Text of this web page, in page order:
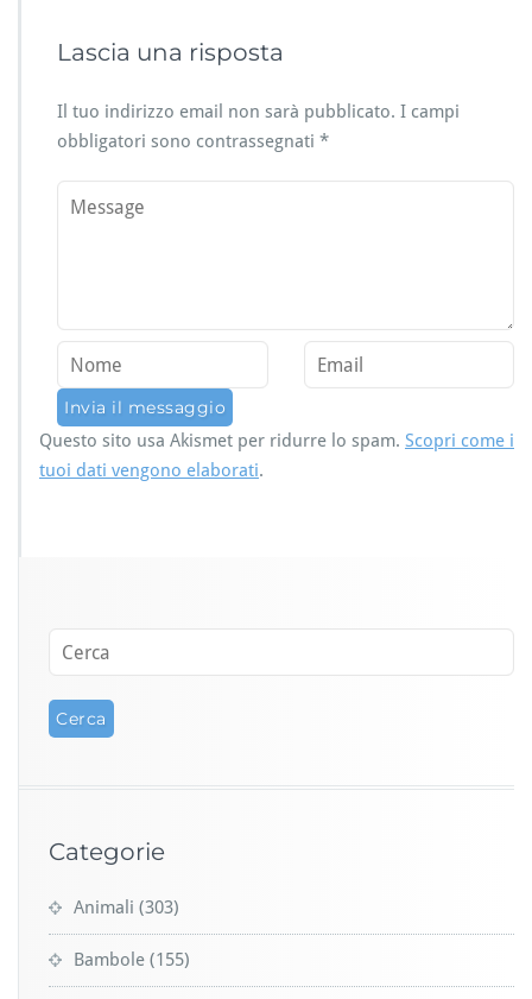
Lascia una risposta
Il tuo indirizzo email non sarà pubblicato. I campi
obbligatori sono contrassegnati *
Questo sito usa Akismet per ridurre lo spam. Scopri come i
tuoi dati vengono elaborati.
Categorie
Animali (303)
Bambole (155)